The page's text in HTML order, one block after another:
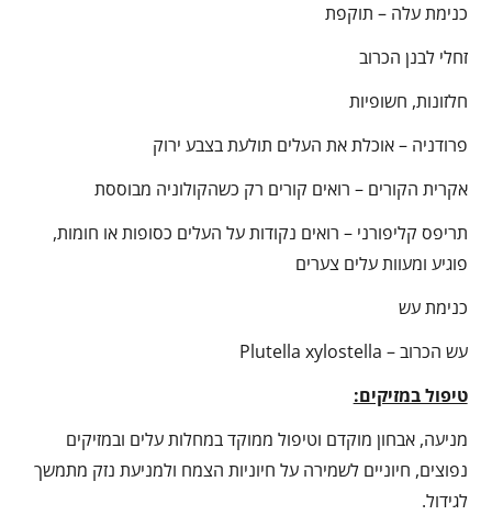
כנימת עלה – תוקפת
זחלי לבנן הכרוב
חלזונות, חשופיות
פרודניה – אוכלת את העלים תולעת בצבע ירוק
אקרית הקורים – רואים קורים רק כשהקולוניה מבוססת
תריפס קליפורני – רואים נקודות על העלים כסופות או חומות,
פוגיע ומעוות עלים צערים
כנימת עש
עש הכרוב – Plutella xylostella
טיפול במזיקים:
מניעה, אבחון מוקדם וטיפול ממוקד במחלות עלים ובמזיקים
נפוצים, חיוניים לשמירה על חיוניות הצמח ולמניעת נזק מתמשך
לגידול.